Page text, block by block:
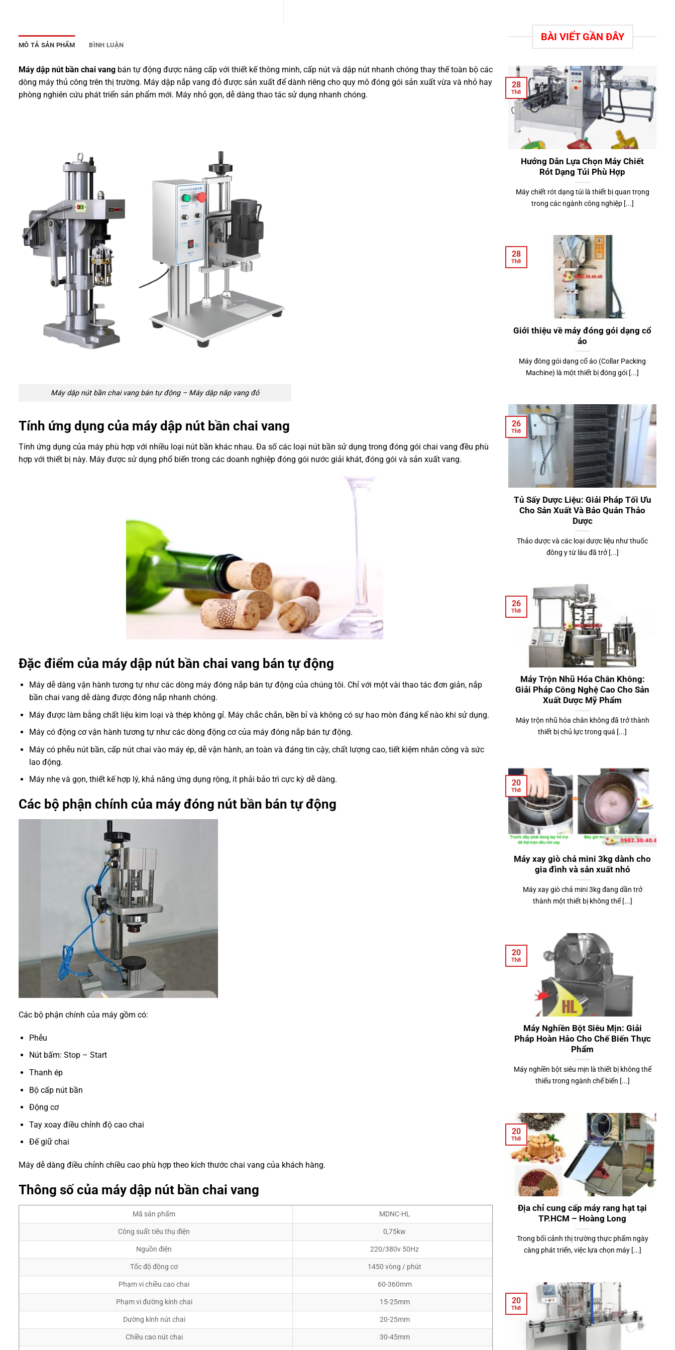
MÔ TẢ SẢN PHẨM BÌNH LUẬN
Máy dập nút bần chai vang bán tự động được nâng cấp với thiết kế thông minh, cấp nút và dập nút nhanh chóng thay thế toàn bộ các
dòng máy thủ công trên thị trường. Máy dập nắp vang đỏ được sản xuất để dành riêng cho quy mô đóng gói sản xuất vừa và nhỏ hay
phòng nghiên cứu phát triển sản phẩm mới. Máy nhỏ gọn, dễ dàng thao tác sử dụng nhanh chóng.
Máy dập nút bần chai vang bán tự động – Máy dập nắp vang đỏ
Tính ứng dụng của máy dập nút bần chai vang
Tính ứng dụng của máy phù hợp với nhiều loại nút bần khác nhau. Đa số các loại nút bần sử dụng trong đóng gói chai vang đều phù
hợp với thiết bị này. Máy được sử dụng phổ biến trong các doanh nghiệp đóng gói nước giải khát, đóng gói và sản xuất vang.
Đặc điểm của máy dập nút bần chai vang bán tự động
Máy dễ dàng vận hành tương tự như các dòng máy đóng nắp bán tự động của chúng tôi. Chỉ với một vài thao tác đơn giản, nắp
bần chai vang dễ dàng được đóng nắp nhanh chóng.
Máy được làm bằng chất liệu kim loại và thép không gỉ. Máy chắc chắn, bền bỉ và không có sự hao mòn đáng kể nào khi sử dụng.
Máy có động cơ vận hành tương tự như các dòng động cơ của máy đóng nắp bán tự động.
Máy có phễu nút bần, cấp nút chai vào máy ép, dễ vận hành, an toàn và đáng tin cậy, chất lượng cao, tiết kiệm nhân công và sức
lao động.
Máy nhẹ và gọn, thiết kế hợp lý, khả năng ứng dụng rộng, ít phải bảo trì cực kỳ dễ dàng.
Các bộ phận chính của máy đóng nút bần bán tự động
Các bộ phận chính của máy gồm có:
Phễu
Nút bấm: Stop – Start
Thanh ép
Bộ cấp nút bần
Động cơ
Tay xoay điều chỉnh độ cao chai
Đế giữ chai
Máy dễ dàng điều chỉnh chiều cao phù hợp theo kích thước chai vang của khách hàng.
Thông số của máy dập nút bần chai vang
Mã sản phẩm MDNC-HL
Công suất tiêu thụ điện 0,75kw
Nguồn điện 220/380v 50Hz
Tốc độ động cơ 1450 vòng / phút
Phạm vi chiều cao chai 60-360mm
Phạm vi đường kính chai 15-25mm
Dường kính nút chai 20-25mm
Chiều cao nút chai 30-45mm
BÀI VIẾT GẦN ĐÂY
Hướng Dẫn Lựa Chọn Máy Chiết
Rót Dạng Túi Phù Hợp
Máy chiết rót dạng túi là thiết bị quan trọng
trong các ngành công nghiệp [...]
28
Th8
Giới thiệu về máy đóng gói dạng cổ
áo
Máy đóng gói dạng cổ áo (Collar Packing
Machine) là một thiết bị đóng gói [...]
28
Th8
Tủ Sấy Dược Liệu: Giải Pháp Tối Ưu
Cho Sản Xuất Và Bảo Quản Thảo
Dược
Thảo dược và các loại dược liệu như thuốc
đông y từ lâu đã trở [...]
26
Th8
Máy Trộn Nhũ Hóa Chân Không:
Giải Pháp Công Nghệ Cao Cho Sản
Xuất Dược Mỹ Phẩm
Máy trộn nhũ hóa chân không đã trở thành
thiết bị chủ lực trong quá [...]
26
Th8
Máy xay giò chả mini 3kg dành cho
gia đình và sản xuất nhỏ
Máy xay giò chả mini 3kg đang dần trở
thành một thiết bị không thể [...]
20
Th8
Máy Nghiền Bột Siêu Mịn: Giải
Pháp Hoàn Hảo Cho Chế Biến Thực
Phẩm
Máy nghiền bột siêu mịn là thiết bị không thể
thiếu trong ngành chế biến [...]
20
Th8
Địa chỉ cung cấp máy rang hạt tại
TP.HCM – Hoàng Long
Trong bối cảnh thị trường thực phẩm ngày
càng phát triển, việc lựa chọn máy [...]
20
Th8
20
Th8